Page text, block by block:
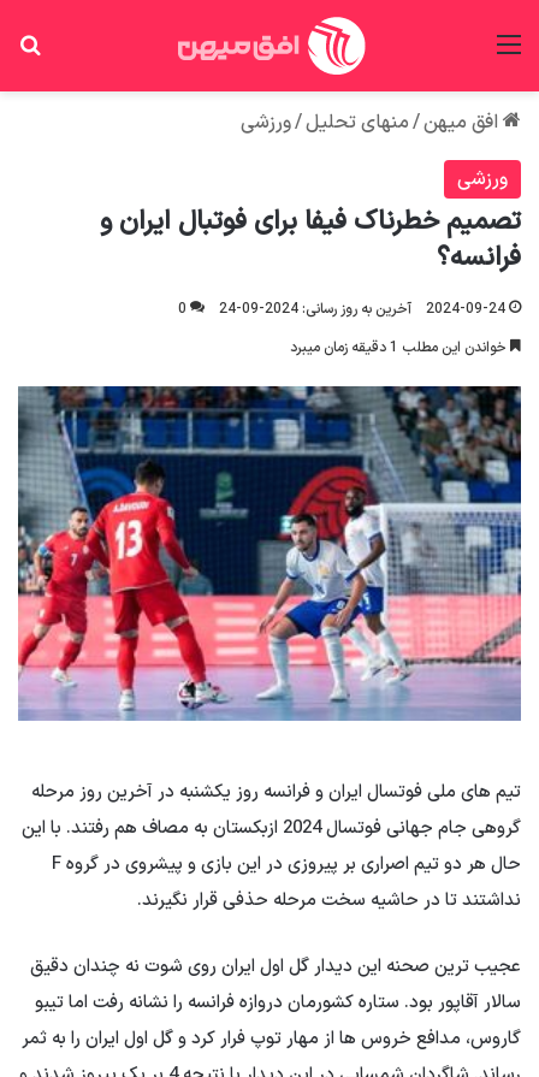
افق میهن/منهای تحلیل/ورزشی
ورزشی
تصمیم خطرناک فیفا برای فوتبال ایران و
فرانسه؟
2024-09-24 آخرین به روز رسانی: 2024-09-24
0
خواندن این مطلب 1 دقیقه زمان میبرد
تیم های ملی فوتسال ایران و فرانسه روز یکشنبه در آخرین روز مرحله
گروهی جام جهانی فوتسال 2024 ازبکستان به مصاف هم رفتند. با این
حال هر دو تیم اصراری بر پیروزی در این بازی و پیشروی در گروه F
نداشتند تا در حاشیه سخت مرحله حذفی قرار نگیرند.
عجیب ترین صحنه این دیدار گل اول ایران روی شوت نه چندان دقیق
سالار آقاپور بود. ستاره کشورمان دروازه فرانسه را نشانه رفت اما تیبو
گاروس، مدافع خروس ها از مهار توپ فرار کرد و گل اول ایران را به ثمر